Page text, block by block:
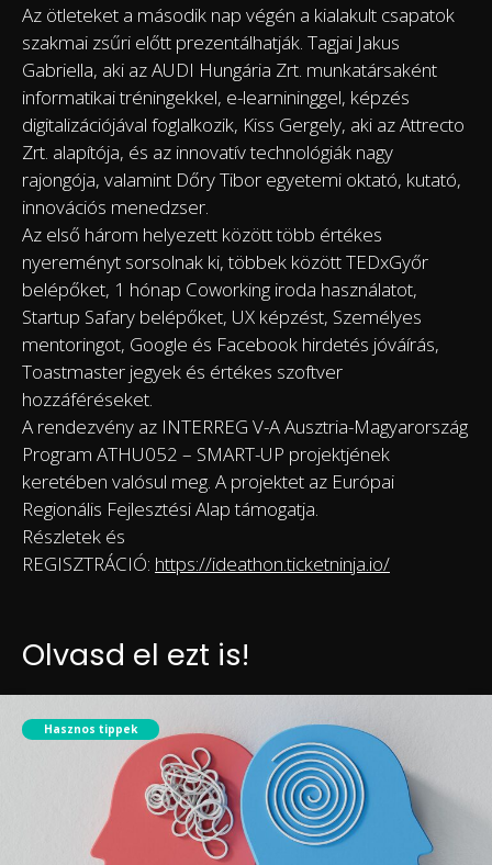
Az ötleteket a második nap végén a kialakult csapatok
szakmai zsűri előtt prezentálhatják. Tagjai Jakus
Gabriella, aki az AUDI Hungária Zrt. munkatársaként
informatikai tréningekkel, e-learnininggel, képzés
digitalizációjával foglalkozik, Kiss Gergely, aki az Attrecto
Zrt. alapítója, és az innovatív technológiák nagy
rajongója, valamint Dőry Tibor egyetemi oktató, kutató,
innovációs menedzser.
Az első három helyezett között több értékes
nyereményt sorsolnak ki, többek között TEDxGyőr
belépőket, 1 hónap Coworking iroda használatot,
Startup Safary belépőket, UX képzést, Személyes
mentoringot, Google és Facebook hirdetés jóváírás,
Toastmaster jegyek és értékes szoftver
hozzáféréseket.
A rendezvény az INTERREG V-A Ausztria-Magyarország
Program ATHU052 – SMART-UP projektjének
keretében valósul meg. A projektet az Európai
Regionális Fejlesztési Alap támogatja.
Részletek és
REGISZTRÁCIÓ: https://ideathon.ticketninja.io/
Olvasd el ezt is!
Hasznos tippek